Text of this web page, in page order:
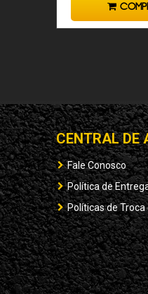
CENTRAL DE
Fale Conosco
Política de
Políticas de Troca